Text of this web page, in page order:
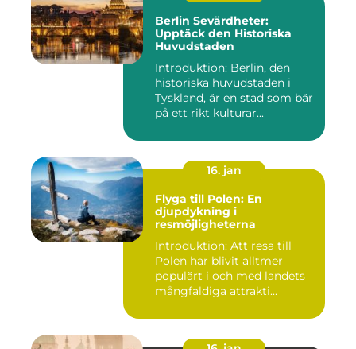
Berlin Sevärdheter:
Upptäck den Historiska
Huvudstaden
Introduktion: Berlin, den
historiska huvudstaden i
Tyskland, är en stad som bär
på ett rikt kulturar...
16. jan
Flyga till Polen: En
djupdykning i
resmöjligheterna
Introduktion: Att resa till
Polen har blivit alltmer
populärt i och med landets
mångfaldiga attrakti...